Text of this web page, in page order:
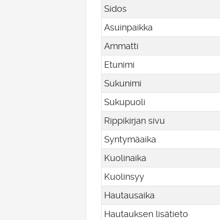
Sidos
Asuinpaikka
Ammatti
Etunimi
Sukunimi
Sukupuoli
Rippikirjan sivu
Syntymäaika
Kuolinaika
Kuolinsyy
Hautausaika
Hautauksen lisätieto